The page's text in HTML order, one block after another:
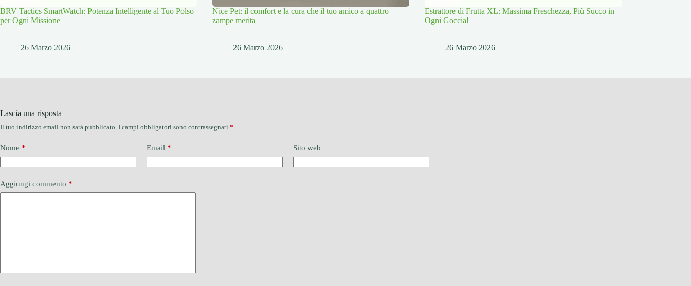
BRV Tactics SmartWatch: Potenza Intelligente al Tuo Polso
per Ogni Missione
26 Marzo 2026
Nice Pet: il comfort e la cura che il tuo amico a quattro
zampe merita
26 Marzo 2026
Estrattore di Frutta XL: Massima Freschezza, Più Succo in
Ogni Goccia!
26 Marzo 2026
Lascia una risposta
Il tuo indirizzo email non sarà pubblicato. I campi obbligatori sono contrassegnati *
Nome * Email * Sito web
Aggiungi commento *